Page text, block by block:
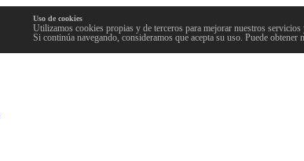
Uso de cookies
Utilizamos cookies propias y de terceros para mejorar nuestros
Si continúa navegando, consideramos que acepta su uso. Puede